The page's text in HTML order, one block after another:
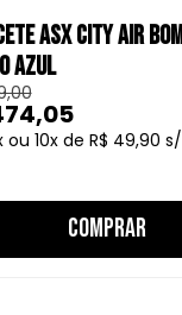
ASX CITY AIR
AZUL
10
R$ 49,90
COMPRAR